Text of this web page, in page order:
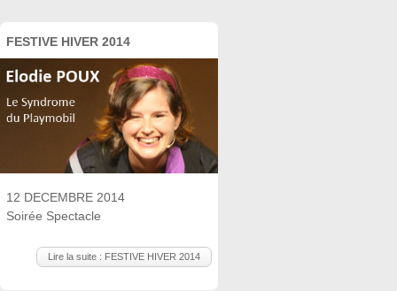
FESTIVE HIVER 2014
12 DECEMBRE 2014
Soirée Spectacle
Lire la suite : FESTIVE HIVER 2014